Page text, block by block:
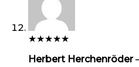
★★★★★
Herbert Herchenröder